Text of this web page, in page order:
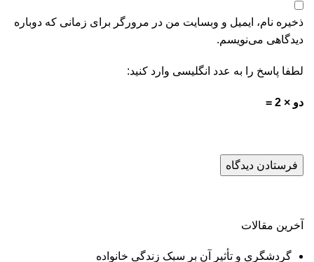
ذخیره نام، ایمیل و وبسایت من در مرورگر برای زمانی که دوباره
دیدگاهی می‌نویسم.
لطفا پاسخ را به عدد انگلیسی وارد کنید:
دو × 2 =
آخرین مقالات
گردشگری و تأثیر آن بر سبک زندگی خانواده